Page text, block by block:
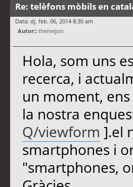
Re: telèfons mòbils en
Data: dj. feb. 06, 2014 8:30 am
Autor:: themejon
Hola, som uns
recerca, i
un moment,
la nostra
Q/viewform ].el
smartphones i
"smartphones,